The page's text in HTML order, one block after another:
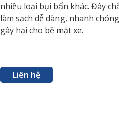
nhiều loại bụi bẩn khác. Đây
làm sạch dễ dàng, nhanh
gây hại cho bề mặt xe.
Liên hệ